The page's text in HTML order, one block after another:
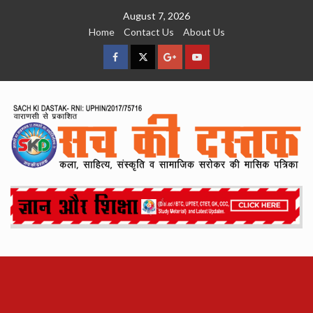
August 7, 2026
Home
Contact Us About Us
facebookTwitterGoogleYouTube